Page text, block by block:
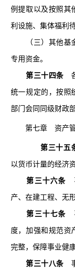
例提取以及按照其
利设施、集体福利
（三）其他基金
专用资金。
第三十四条各
统一规定的，按照
部门会同同级财政
第七章 资产
第三十五
以货币计量的经济
第三十六条
产、在建工程、无
第三十七条
度，加强和规范资
完整，保障事业健
第三十八条事